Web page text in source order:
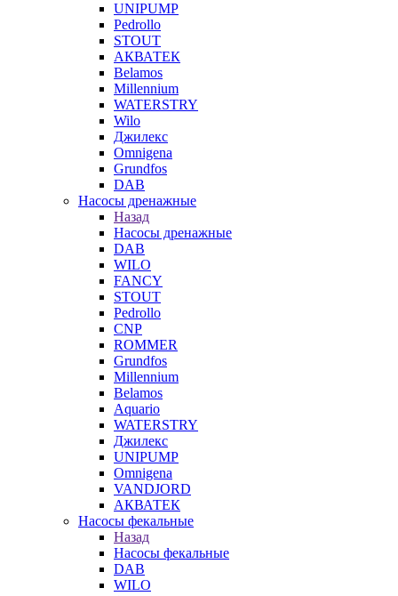
UNIPUMP
Pedrollo
STOUT
АКВАТЕК
Belamos
Millennium
WATERSTRY
Wilo
Джилекс
Omnigena
Grundfos
DAB
Насосы дренажные
Назад
Насосы дренажные
DAB
WILO
FANCY
STOUT
Pedrollo
CNP
ROMMER
Grundfos
Millennium
Belamos
Aquario
WATERSTRY
Джилекс
UNIPUMP
Omnigena
VANDJORD
АКВАТЕК
Насосы фекальные
Назад
Насосы фекальные
DAB
WILO